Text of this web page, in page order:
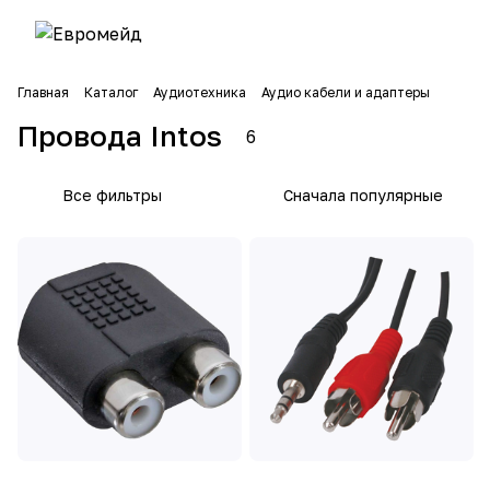
Главная Каталог Аудиотехника Аудио кабели и адаптеры
Провода Intos 6
Все фильтры Сначала популярные